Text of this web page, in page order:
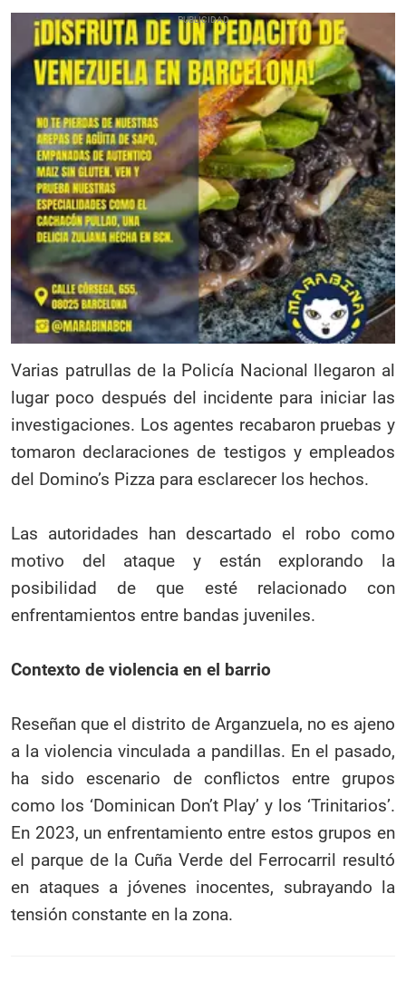
Varias patrullas de la Policía Nacional llegaron al
lugar poco después del incidente para iniciar las
investigaciones. Los agentes recabaron pruebas y
tomaron declaraciones de testigos y empleados
del Domino’s Pizza para esclarecer los hechos.
Las autoridades han descartado el robo como
motivo del ataque y están explorando la
posibilidad de que esté relacionado con
enfrentamientos entre bandas juveniles.
Contexto de violencia en el barrio
Reseñan que el distrito de Arganzuela, no es ajeno
a la violencia vinculada a pandillas. En el pasado,
ha sido escenario de conflictos entre grupos
como los ‘Dominican Don’t Play’ y los ‘Trinitarios’.
En 2023, un enfrentamiento entre estos grupos en
el parque de la Cuña Verde del Ferrocarril resultó
en ataques a jóvenes inocentes, subrayando la
tensión constante en la zona.